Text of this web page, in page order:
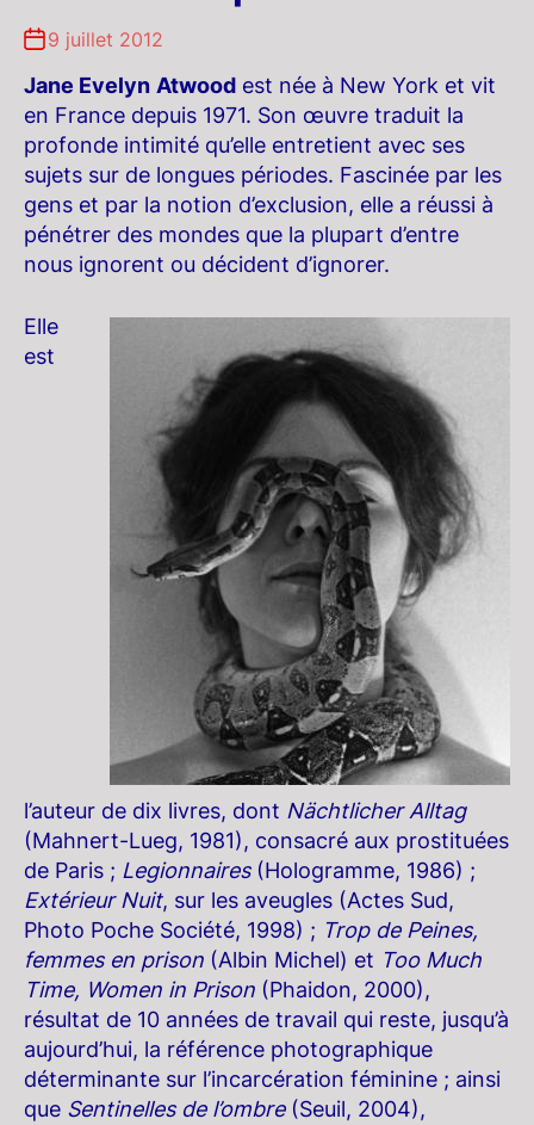
9 juillet 2012
Jane Evelyn Atwood est née à New York et vit
en France depuis 1971. Son œuvre traduit la
profonde intimité qu’elle entretient avec ses
sujets sur de longues périodes. Fascinée par les
gens et par la notion d’exclusion, elle a réussi à
pénétrer des mondes que la plupart d’entre
nous ignorent ou décident d’ignorer.
Elle
est
l’auteur de dix livres, dont Nächtlicher Alltag
(Mahnert-Lueg, 1981), consacré aux prostituées
de Paris ; Legionnaires(Hologramme, 1986) ;
Extérieur Nuit, sur les aveugles (Actes Sud,
Photo Poche Société, 1998) ; Trop de Peines,
femmes en prison (Albin Michel) et Too Much
Time, Women in Prison (Phaidon, 2000),
résultat de 10 années de travail qui reste, jusqu’à
aujourd’hui, la référence photographique
déterminante sur l’incarcération féminine ; ainsi
que Sentinelles de l’ombre(Seuil, 2004),